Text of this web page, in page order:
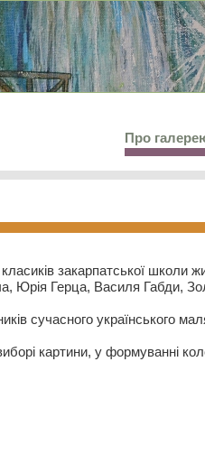
Про
закарпатської школи
Юрія Герца, Василя Габди,
сучасного українського
картини, у формуванні